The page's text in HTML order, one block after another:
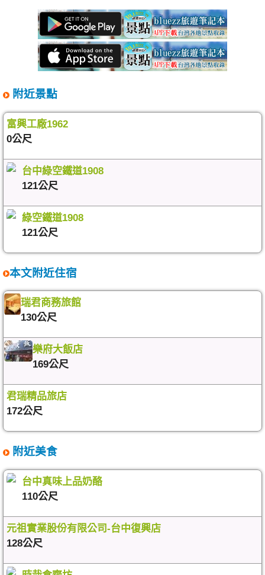
附近景點
富興工廠1962
0公尺
台中綠空鐵道1908
121公尺
綠空鐵道1908
121公尺
本文附近住宿
瑞君商務旅館
130公尺
樂府大飯店
169公尺
君瑞精品旅店
172公尺
附近美食
台中真味上品奶酪
110公尺
元祖實業股份有限公司-台中復興店
128公尺